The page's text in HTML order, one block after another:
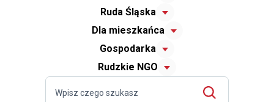
Ruda Śląska
Dla mieszkańca
Gospodarka
Rudzkie NGO